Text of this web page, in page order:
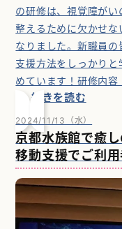
の研修は、視覚障が
整えるために欠かせな
なりました。新職員
支援方法をしっかり
めています！研修内容
続きを読む
2024/11/13（水）
京都水族館で癒
移動支援でご利